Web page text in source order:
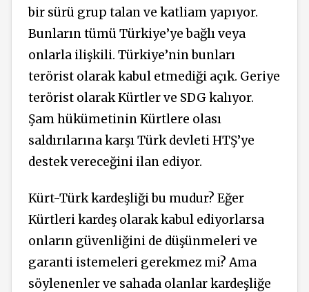
bir sürü grup talan ve katliam yapıyor.
Bunların tümü Türkiye’ye bağlı veya
onlarla ilişkili. Türkiye’nin bunları
terörist olarak kabul etmediği açık. Geriye
terörist olarak Kürtler ve SDG kalıyor.
Şam hükümetinin Kürtlere olası
saldırılarına karşı Türk devleti HTŞ’ye
destek vereceğini ilan ediyor.
Kürt-Türk kardeşliği bu mudur? Eğer
Kürtleri kardeş olarak kabul ediyorlarsa
onların güvenliğini de düşünmeleri ve
garanti istemeleri gerekmez mi? Ama
söylenenler ve sahada olanlar kardeşliğe